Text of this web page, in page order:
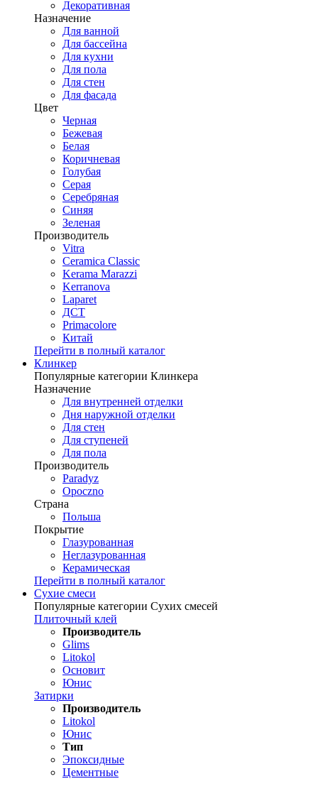
Декоративная
Назначение
Для ванной
Для бассейна
Для кухни
Для пола
Для стен
Для фасада
Цвет
Черная
Бежевая
Белая
Коричневая
Голубая
Серая
Серебряная
Синяя
Зеленая
Производитель
Vitra
Ceramica Classic
Kerama Marazzi
Kerranova
Laparet
ДСТ
Primacolore
Китай
Перейти в полный каталог
Клинкер
Популярные категории Клинкера
Назначение
Для внутренней отделки
Дня наружной отделки
Для стен
Для ступеней
Для пола
Производитель
Paradyz
Opoczno
Страна
Польша
Покрытие
Глазурованная
Неглазурованная
Керамическая
Перейти в полный каталог
Сухие смеси
Популярные категории Сухих смесей
Плиточный клей
Производитель
Glims
Litokol
Основит
Юнис
Затирки
Производитель
Litokol
Юнис
Тип
Эпоксидные
Цементные